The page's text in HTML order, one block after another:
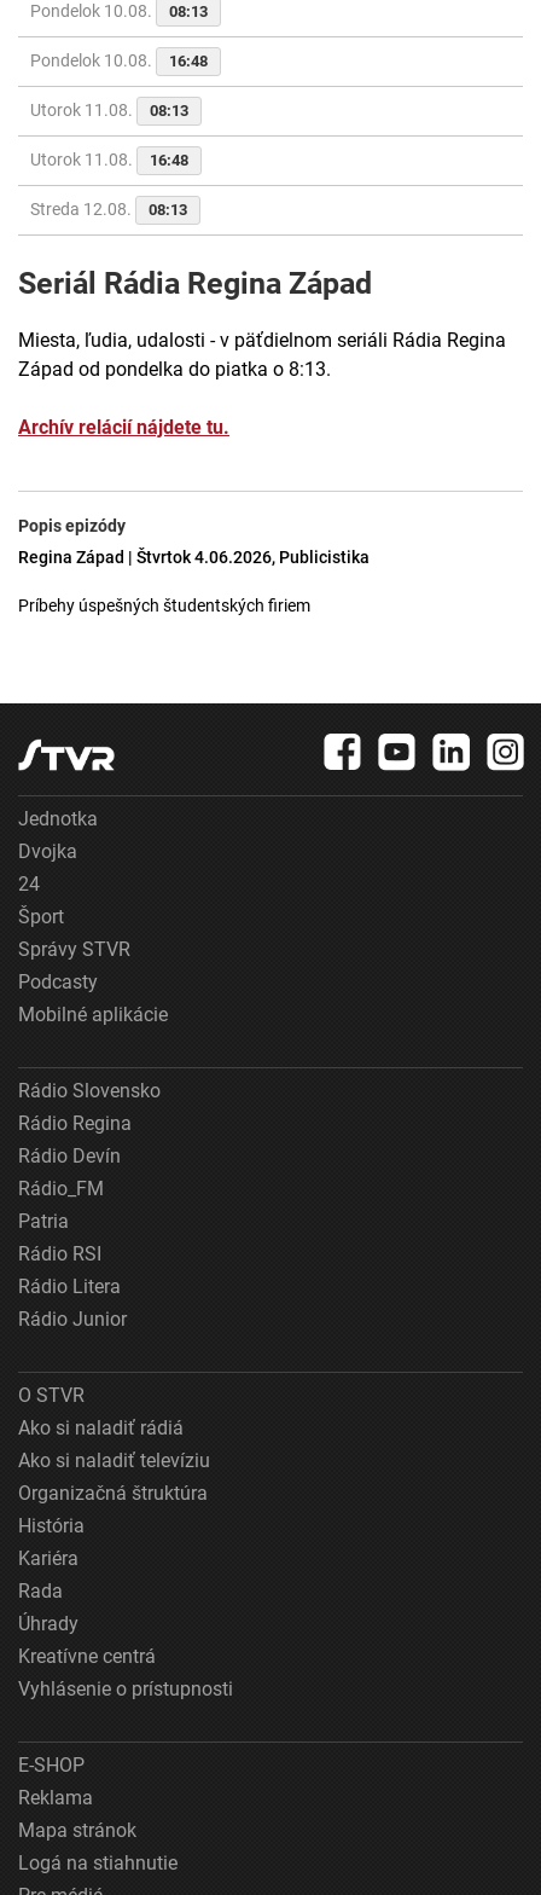
Pondelok 10.08. 08:13
Pondelok 10.08. 16:48
Utorok 11.08. 08:13
Utorok 11.08. 16:48
Streda 12.08. 08:13
Seriál Rádia Regina Západ
Miesta, ľudia, udalosti - v päťdielnom seriáli Rádia Regina
Západ od pondelka do piatka o 8:13.
Archív relácií nájdete tu.
Popis epizódy
Regina Západ | Štvrtok 4.06.2026, Publicistika
Príbehy úspešných študentských firiem
Jednotka
Dvojka
24
Šport
Správy STVR
Podcasty
Mobilné aplikácie
Rádio Slovensko
Rádio Regina
Rádio Devín
Rádio_FM
Patria
Rádio RSI
Rádio Litera
Rádio Junior
O STVR
Ako si naladiť rádiá
Ako si naladiť televíziu
Organizačná štruktúra
História
Kariéra
Rada
Úhrady
Kreatívne centrá
Vyhlásenie o prístupnosti
E-SHOP
Reklama
Mapa stránok
Logá na stiahnutie